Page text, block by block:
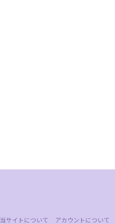
当サイトについて アカウントについて